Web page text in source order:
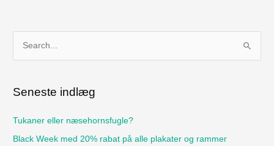
e
Seneste indlæg
Tukaner eller næsehornsfugle?
Black Week med 20% rabat på alle plakater og rammer